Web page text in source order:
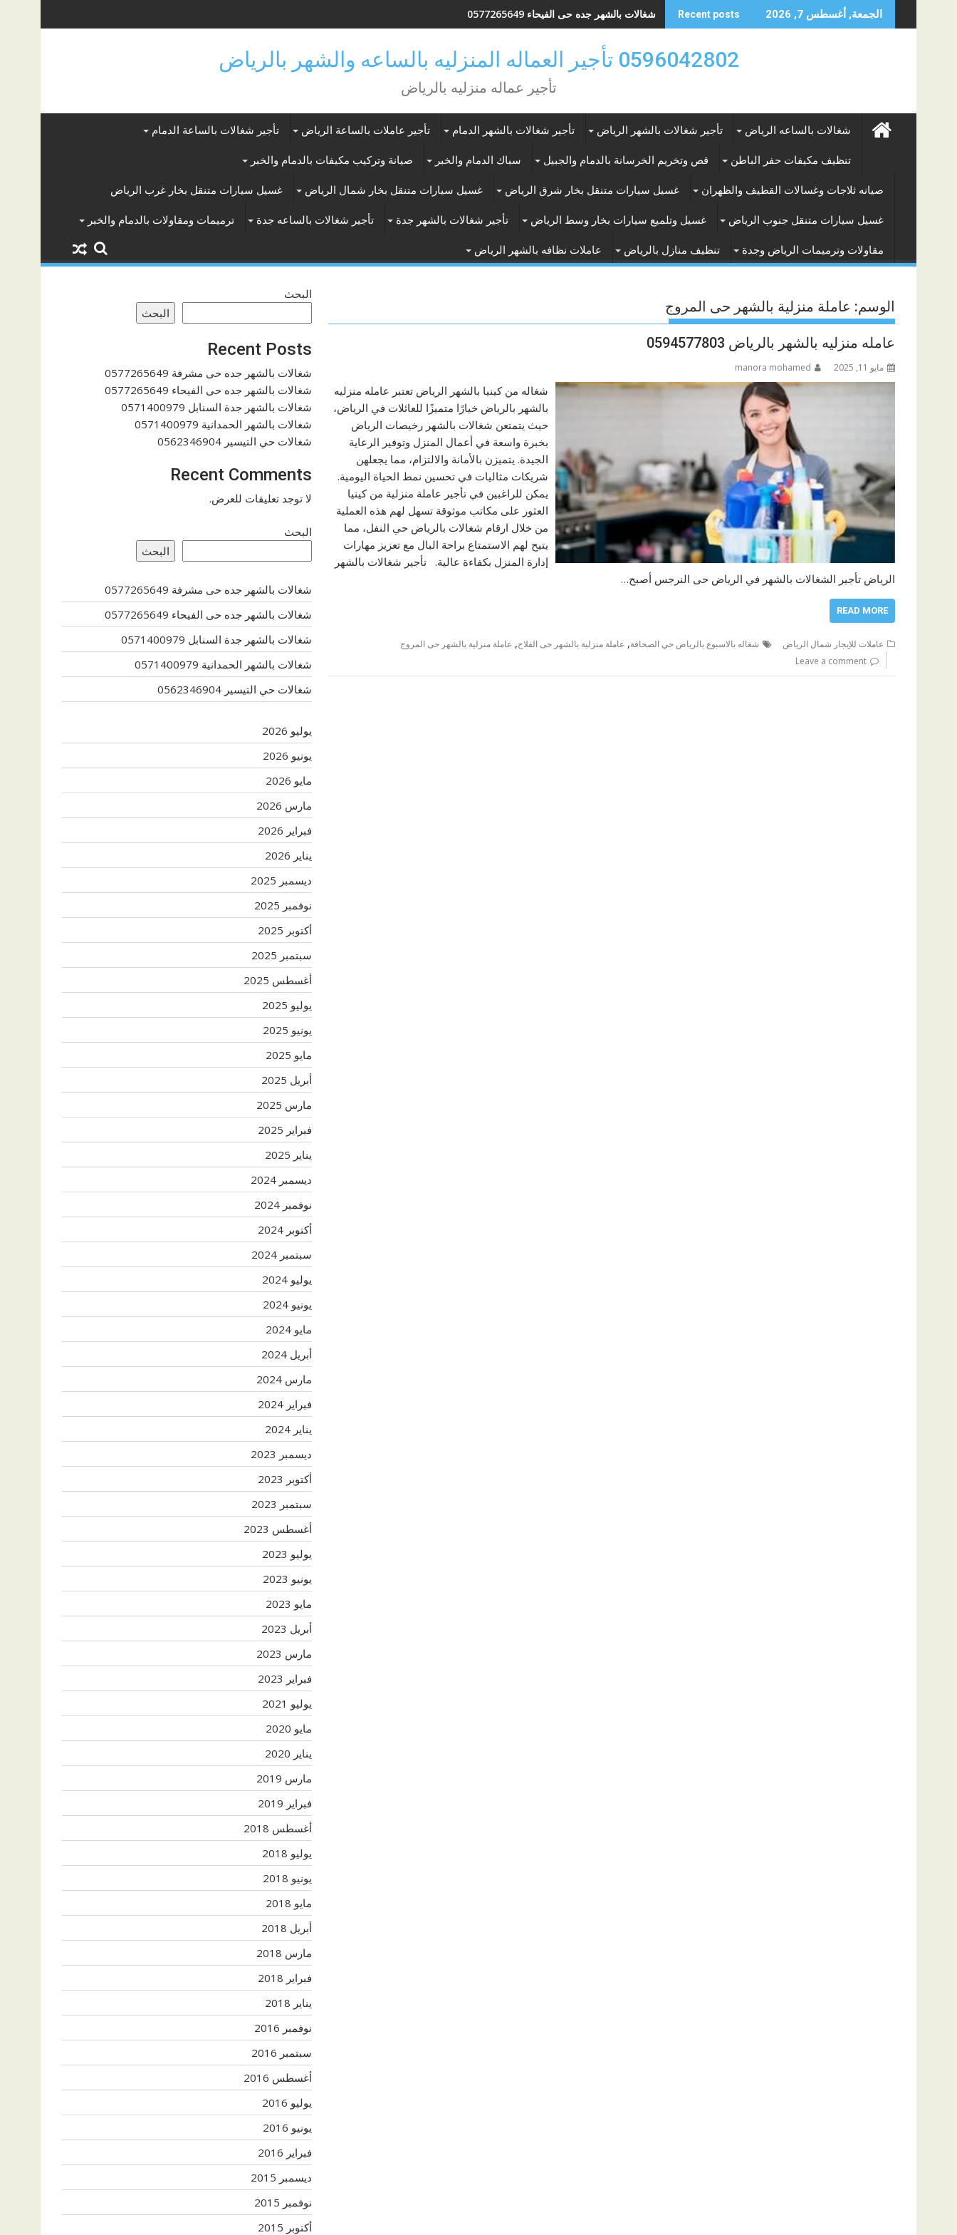
to
الجمعة, أغسطس 7, 2026 Recent posts شغالات بالشهر جده حى الفيحاء 0577265649
0596042802 تأجير العماله المنزليه بالساعه والشهر بالرياض
تأجير عماله منزليه بالرياض
شغالات بالساعه الرياض تأجير شغالات بالشهر الرياض تأجير شغالات بالشهر الدمام تأجير عاملات بالساعة الرياض تأجير شغالات بالساعة الدمام
تنظيف مكيفات حفر الباطن قص وتخريم الخرسانة بالدمام والجبيل سباك الدمام والخبر صيانة وتركيب مكيفات بالدمام والخبر
صيانه ثلاجات وغسالات القطيف والظهران غسيل سيارات متنقل بخار شرق الرياض غسيل سيارات متنقل بخار شمال الرياض غسيل سيارات متنقل بخار غرب الرياض
غسيل سيارات متنقل جنوب الرياض غسيل وتلميع سيارات بخار وسط الرياض تأجير شغالات بالشهر جدة تأجير شغالات بالساعه جدة ترميمات ومقاولات بالدمام والخبر
مقاولات وترميمات الرياض وجدة تنظيف منازل بالرياض عاملات نظافه بالشهر الرياض
الوسم: عاملة منزلية بالشهر حى المروج
عامله منزليه بالشهر بالرياض 0594577803
مايو 11, 2025 manora mohamed
شغاله من كينيا بالشهر الرياض تعتبر عامله منزليه
بالشهر بالرياض خيارًا متميزًا للعائلات في الرياض،
حيث يتمتعن شغالات بالشهر رخيصات الرياض
بخبرة واسعة في أعمال المنزل وتوفير الرعاية
الجيدة. يتميزن بالأمانة والالتزام، مما يجعلهن
شريكات مثاليات في تحسين نمط الحياة اليومية.
يمكن للراغبين في تأجير عاملة منزلية من كينيا
العثور على مكاتب موثوقة تسهل لهم هذه العملية
من خلال ارقام شغالات بالرياض حي النفل، مما
يتيح لهم الاستمتاع براحة البال مع تعزيز مهارات
إدارة المنزل بكفاءة عالية. تأجير شغالات بالشهر
الرياض تأجير الشغالات بالشهر في الرياض حى النرجس أصبح…
READ MORE
عاملات للإيجار شمال الرياض شغاله بالاسبوع بالرياض حي الصحافة, عاملة منزلية بالشهر حى الفلاح, عاملة منزلية بالشهر حى المروج
Leave a comment
البحث
البحث
Recent Posts
شغالات بالشهر جده حى مشرفة 0577265649
شغالات بالشهر جده حى الفيحاء 0577265649
شغالات بالشهر جدة السنابل 0571400979
شغالات بالشهر الحمدانية 0571400979
شغالات حي التيسير 0562346904
Recent Comments
لا توجد تعليقات للعرض.
البحث
البحث
شغالات بالشهر جده حى مشرفة 0577265649
شغالات بالشهر جده حى الفيحاء 0577265649
شغالات بالشهر جدة السنابل 0571400979
شغالات بالشهر الحمدانية 0571400979
شغالات حي التيسير 0562346904
يوليو 2026
يونيو 2026
مايو 2026
مارس 2026
فبراير 2026
يناير 2026
ديسمبر 2025
نوفمبر 2025
أكتوبر 2025
سبتمبر 2025
أغسطس 2025
يوليو 2025
يونيو 2025
مايو 2025
أبريل 2025
مارس 2025
فبراير 2025
يناير 2025
ديسمبر 2024
نوفمبر 2024
أكتوبر 2024
سبتمبر 2024
يوليو 2024
يونيو 2024
مايو 2024
أبريل 2024
مارس 2024
فبراير 2024
يناير 2024
ديسمبر 2023
أكتوبر 2023
سبتمبر 2023
أغسطس 2023
يوليو 2023
يونيو 2023
مايو 2023
أبريل 2023
مارس 2023
فبراير 2023
يوليو 2021
مايو 2020
يناير 2020
مارس 2019
فبراير 2019
أغسطس 2018
يوليو 2018
يونيو 2018
مايو 2018
أبريل 2018
مارس 2018
فبراير 2018
يناير 2018
نوفمبر 2016
سبتمبر 2016
أغسطس 2016
يوليو 2016
يونيو 2016
فبراير 2016
ديسمبر 2015
نوفمبر 2015
أكتوبر 2015